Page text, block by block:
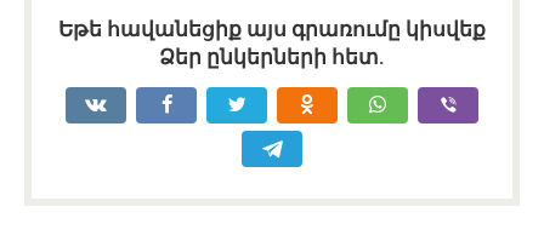
Եթե հավանեցիք այս գրառումը կիսվեք
Ձեր ընկերների հետ.